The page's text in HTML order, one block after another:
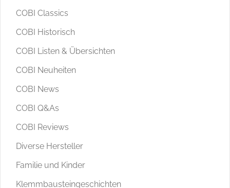
COBI Classics
COBI Historisch
COBI Listen & Übersichten
COBI Neuheiten
COBI News
COBI Q&As
COBI Reviews
Diverse Hersteller
Familie und Kinder
Klemmbausteingeschichten